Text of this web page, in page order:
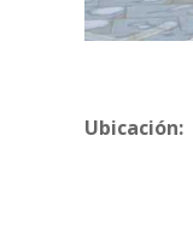
Ubicación: